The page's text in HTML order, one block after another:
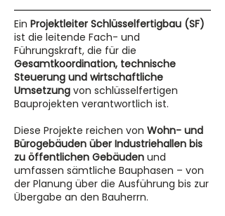
Ein Projektleiter Schlüsselfertigbau (SF)
ist die leitende Fach- und
Führungskraft, die für die
Gesamtkoordination, technische
Steuerung und wirtschaftliche
Umsetzung von schlüsselfertigen
Bauprojekten verantwortlich ist.
Diese Projekte reichen von Wohn- und
Bürogebäuden über Industriehallen bis
zu öffentlichen Gebäuden und
umfassen sämtliche Bauphasen – von
der Planung über die Ausführung bis zur
Übergabe an den Bauherrn.